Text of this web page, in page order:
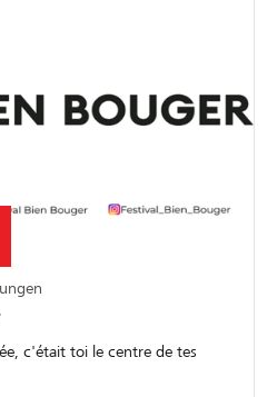
c'était toi le centre de tes